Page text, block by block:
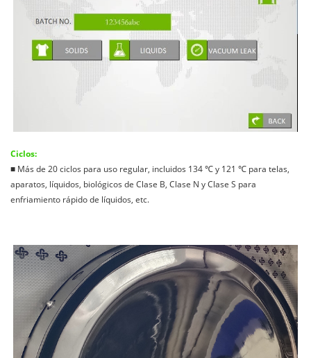
Ciclos:
■ Más de 20 ciclos para uso regular, incluidos 134 ℃ y 121 ℃ para telas,
aparatos, líquidos, biológicos de Clase B, Clase N y Clase S para
enfriamiento rápido de líquidos, etc.